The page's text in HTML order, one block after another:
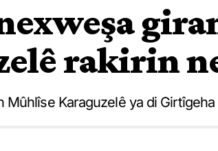
rakirin
Mûhlîse Karaguzelê ya di